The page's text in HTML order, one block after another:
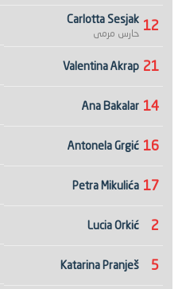
12
Carlotta Sesjak
حارس مرمى
21
Valentina Akrap
14
Ana Bakalar
16
Antonela Grgić
17
Petra Mikulića
2
Lucia Orkić
5
Katarina Pranješ